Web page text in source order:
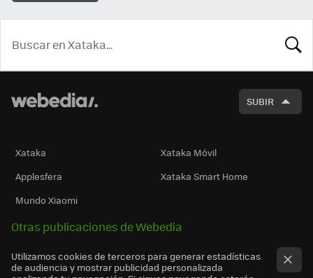
SUBIR
Xataka
Xataka Móvil
Applesfera
Xataka Smart Home
Mundo Xiaomi
Otras publicaciones de Webedia
Utilizamos cookies de terceros para generar estadísticas
de audiencia y mostrar publicidad personalizada